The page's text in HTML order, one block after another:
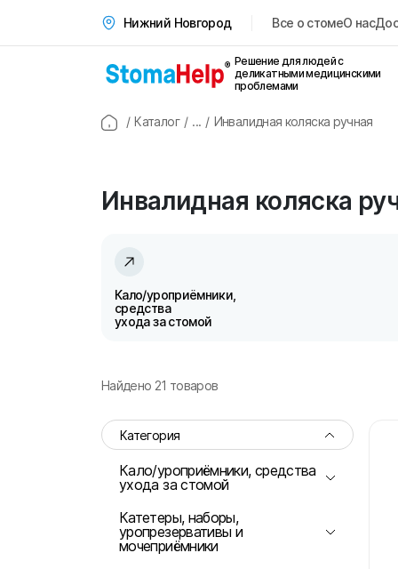
Нижний Новгород Все о стомеО нас
Решение для людей с
деликатными медицинскими
проблемами
/ Каталог / ... / Инвалидная коляска ручная
Инвалидная коляска
Кало/уроприёмники,
средства
ухода за стомой
Найдено 21 товаров
Категория
Кало/уроприёмники, средства
ухода за стомой
Однокомпонентные калоприёмники
Двухкомпонентные калоприемники
Катетеры, наборы,
уропрезервативы и
мочеприёмники